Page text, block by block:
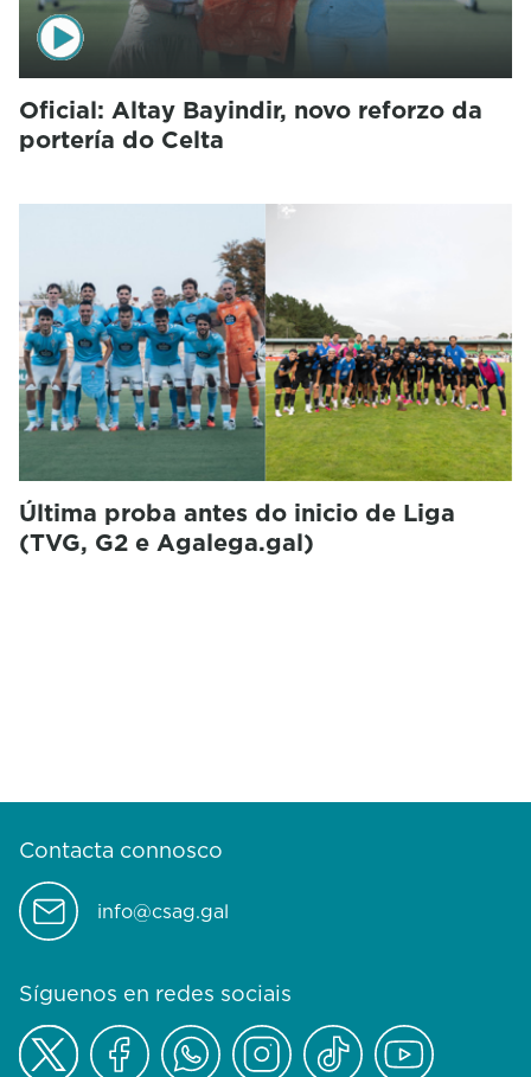
Oficial: Altay Bayindir, novo reforzo da
portería do Celta
Última proba antes do inicio de Liga
(TVG, G2 e Agalega.gal)
Contacta connosco
info@csag.gal
Síguenos en redes sociais